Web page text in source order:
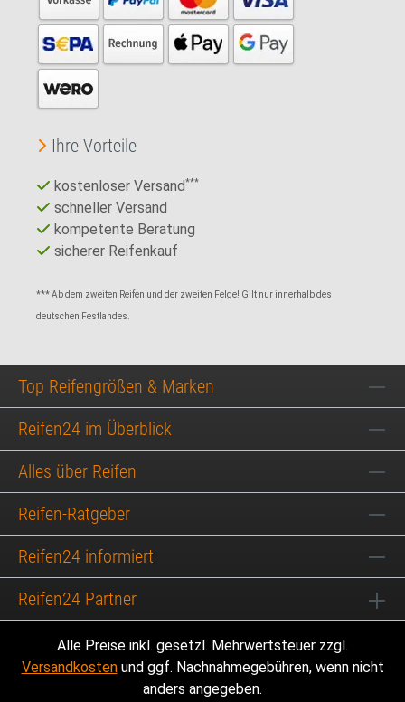
Ihre Vorteile
kostenloser Versand***
schneller Versand
kompetente Beratung
sicherer Reifenkauf
*** Ab dem zweiten Reifen und der zweiten Felge! Gilt nur innerhalb des
deutschen Festlandes.
Top Reifengrößen & Marken
Reifen24 im Überblick
Alles über Reifen
Reifen-Ratgeber
Reifen24 informiert
Reifen24 Partner
Alle Preise inkl. gesetzl. Mehrwertsteuer zzgl.
Versandkostenund ggf. Nachnahmegebühren, wenn nicht
anders angegeben.